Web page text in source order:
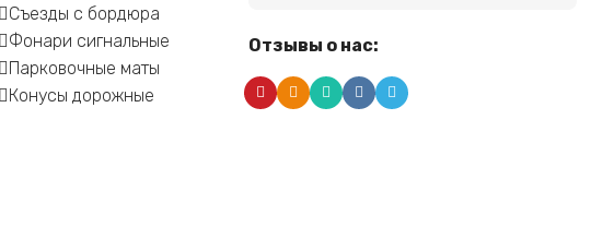
Съезды с бордюра
Фонари сигнальные
Парковочные маты
Конусы дорожные
Отзывы о нас: